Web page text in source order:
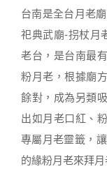
台南是全台月老
祀典武廟-拐杖月
老台，是台南最
粉月老，根據廟
餘對，成為另類
出如月老口紅、
專屬月老靈籤，
的緣粉月老來拜